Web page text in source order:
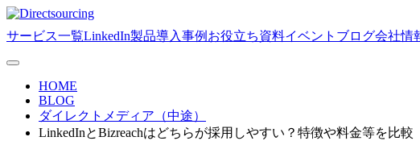
サービス一覧LinkedIn製品導入事例 お役立ち資料イベント ブログ会社情
HOME
BLOG
ダイレクトメディア（中途）
LinkedInとBizreachはどちらが採用しやすい？特徴や料金等を比較